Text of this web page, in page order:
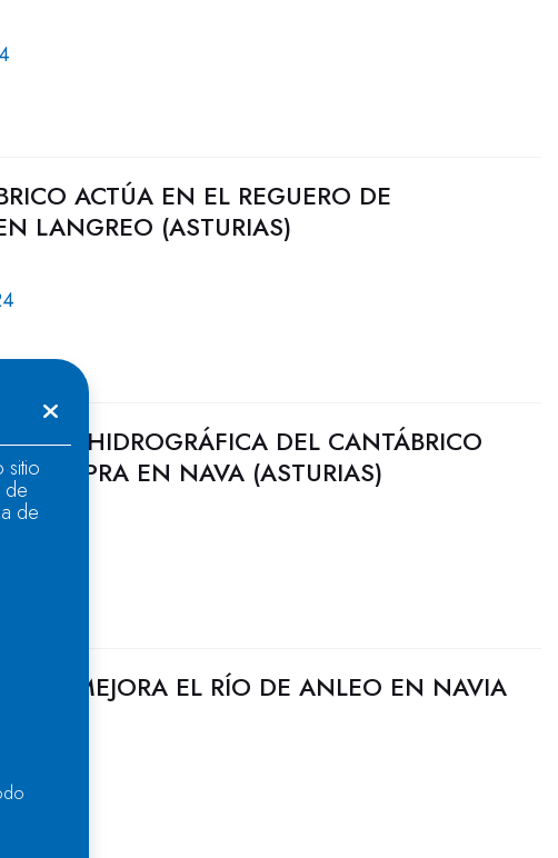
ACTÚA EN EL REGUERO DE
LANGREO (ASTURIAS)
HIDROGRÁFICA DEL CANTÁBRICO
DE PRA EN NAVA (ASTURIAS)
MEJORA EL RÍO DE ANLEO EN NAVIA
sitio
de
de